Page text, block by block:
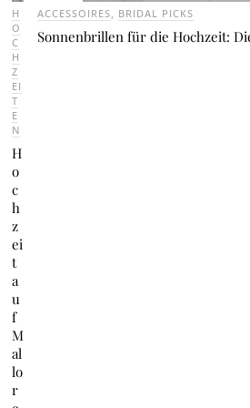
H
O
C
H
Z
EI
T
E
N
H
o
c
h
z
ei
t
a
u
f
M
al
lo
r
ACCESSOIRES BRIDAL PICKS
Sonnenbrillen für die Hochzeit: